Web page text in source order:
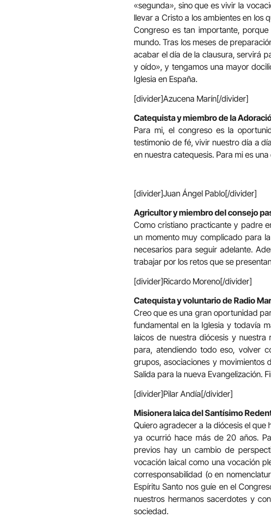
«segunda», sino que es vivir la
llevar a Cristo a los ambientes en los
Congreso es tan importante,
mundo. Tras los meses de
acabar el día de la clausura, servirá
y oído», y tengamos una mayor
Iglesia en España.
[divider]Azucena Marín[/divider]
Catequista y miembro de la
Para mi, el congreso es la
testimonio de fé, vivir nuestro día a
en nuestra catequesis. Para mi es
[divider]Juan Ángel Pablo[/divider]
Agricultor y miembro del consejo
Como cristiano practicante y padre
un momento muy complicado para
necesarios para seguir adelante.
trabajar por los retos que se
[divider]Ricardo Moreno[/divider]
Catequista y voluntario de Radio
Creo que es una gran oportunidad
fundamental en la Iglesia y todavía
laicos de nuestra diócesis y nuestra
para, atendiendo todo eso, volver
grupos, asociaciones y movimientos
Salida para la nueva Evangelización.
[divider]Pilar Andía[/divider]
Misionera laica del Santísimo
Quiero agradecer a la diócesis el
ya ocurrió hace más de 20 años.
previos hay un cambio de
vocación laical como una vocación
corresponsabilidad (o en
Espíritu Santo nos guíe en el
nuestros hermanos sacerdotes y
sociedad.